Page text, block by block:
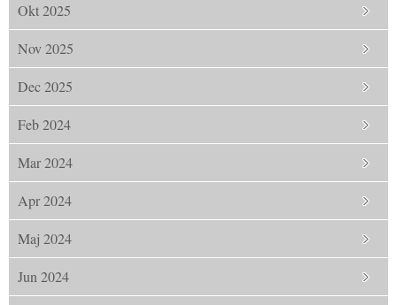
Okt 2025
Nov 2025
Dec 2025
Feb 2024
Mar 2024
Apr 2024
Maj 2024
Jun 2024